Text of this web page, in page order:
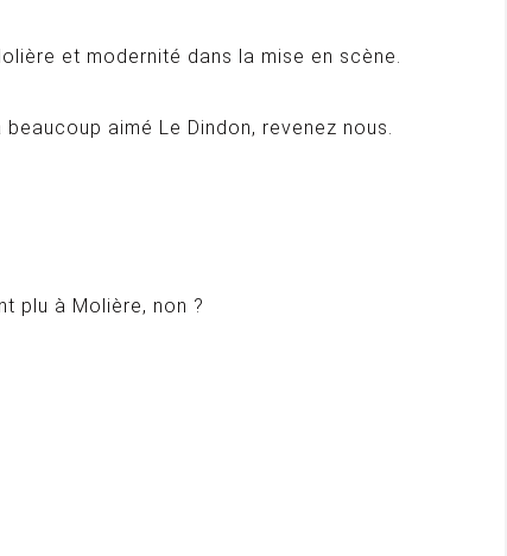
et modernité dans la mise en scène.
aimé Le Dindon, revenez nous.
plu à Molière, non ?